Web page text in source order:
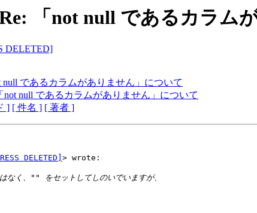
Re: 「not null であるカラム
DELETED]
null であるカラムがありません」について
not null であるカラムがありません」について
] [ 件名 ] [ 著者 ]
DELETED] > wrote: